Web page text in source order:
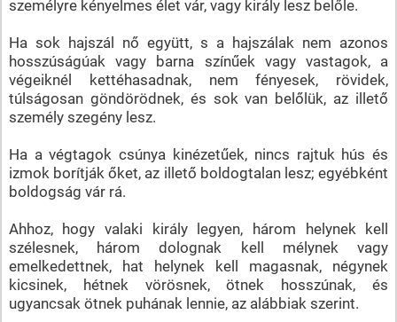
személyre kényelmes élet vár, vagy király lesz belőle.
Ha sok hajszál nő együtt, s a hajszálak nem azonos
hosszúságúak vagy barna színűek vagy vastagok, a
végeiknél kettéhasadnak, nem fényesek, rövidek,
túlságosan göndörödnek, és sok van belőlük, az illető
személy szegény lesz.
Ha a végtagok csúnya kinézetűek, nincs rajtuk hús és
izmok borítják őket, az illető boldogtalan lesz; egyébként
boldogság vár rá.
Ahhoz, hogy valaki király legyen, három helynek kell
szélesnek, három dolognak kell mélynek vagy
emelkedettnek, hat helynek kell magasnak, négynek
kicsinek, hétnek vörösnek, ötnek hosszúnak, és
ugyancsak ötnek puhának lennie, az alábbiak szerint.